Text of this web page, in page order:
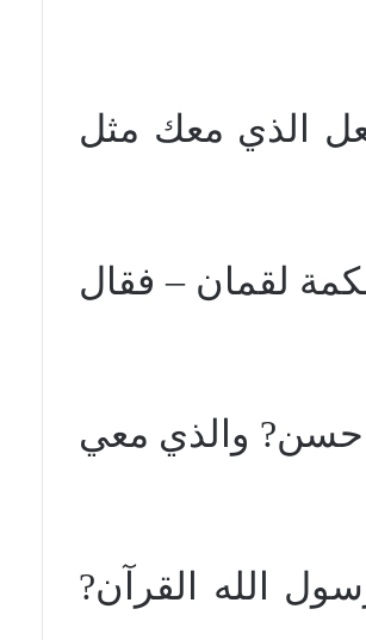
الذي معك مثل
لقمان – فقال
حسن? والذي معي
الله القرآن?